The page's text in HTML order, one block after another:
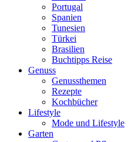
Portugal
Spanien
Tunesien
Türkei
Brasilien
Buchtipps Reise
Genuss
Genussthemen
Rezepte
Kochbücher
Lifestyle
Mode und Lifestyle
Garten